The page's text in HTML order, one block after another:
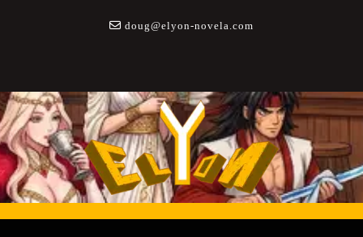
doug@elyon-novela.com